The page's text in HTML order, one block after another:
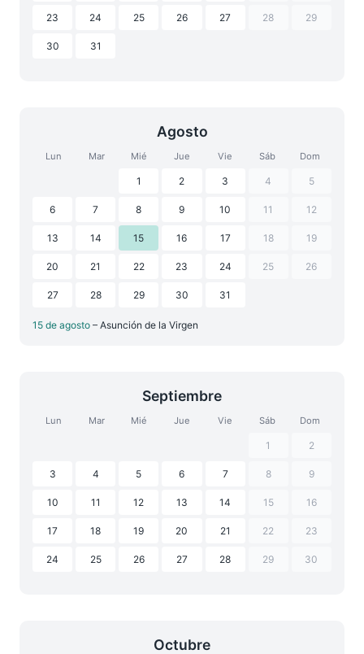
23 24 25 26 27 28 29
30 31
Agosto
Lun Mar Mié Jue Vie Sáb Dom
1 2 3 4 5
6 7 8 9 10 11 12
13 14 15 16 17 18 19
20 21 22 23 24 25 26
27 28 29 30 31
15 de agosto – Asunción de la Virgen
Septiembre
Lun Mar Mié Jue Vie Sáb Dom
1 2
3 4 5 6 7 8 9
10 11 12 13 14 15 16
17 18 19 20 21 22 23
24 25 26 27 28 29 30
Octubre